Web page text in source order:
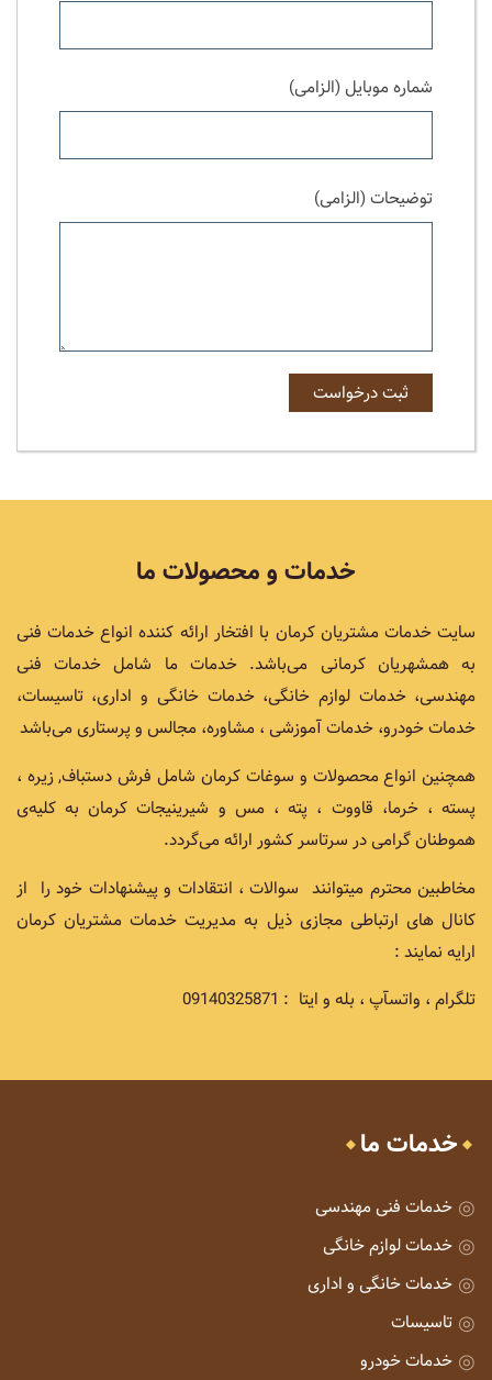
شماره موبایل (الزامی)
توضیحات (الزامی)
خدمات و محصولات ما
سایت خدمات مشتریان کرمان با افتخار ارائه کننده انواع خدمات فنی
به همشهریان کرمانی می‌باشد. خدمات ما شامل خدمات فنی
مهندسی، خدمات لوازم خانگی، خدمات خانگی و اداری، تاسیسات،
خدمات خودرو، خدمات آموزشی ، مشاوره، مجالس و پرستاری می‌باشد
همچنین انواع محصولات و سوغات کرمان شامل فرش دستباف, زیره ،
پسته ، خرما، قاووت ، پته ، مس و شیرینیجات کرمان به کلیه‌ی
هموطنان گرامی در سرتاسر کشور ارائه می‌گردد.
مخاطبین محترم میتوانند سوالات ، انتقادات و پیشنهادات خود را از
کانال های ارتباطی مجازی ذیل به مدیریت خدمات مشتریان کرمان
ارایه نمایند :
تلگرام ، واتسآپ ، بله و ایتا : 09140325871
خدمات ما
خدمات فنی مهندسی
خدمات لوازم خانگی
خدمات خانگی و اداری
تاسیسات
خدمات خودرو